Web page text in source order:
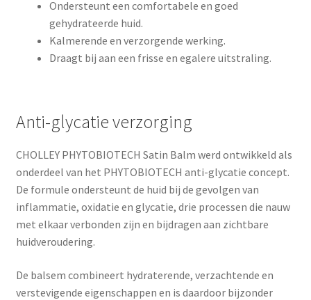
Ondersteunt een comfortabele en goed
gehydrateerde huid.
Kalmerende en verzorgende werking.
Draagt bij aan een frisse en egalere uitstraling.
Anti-glycatie verzorging
CHOLLEY PHYTOBIOTECH Satin Balm werd ontwikkeld als
onderdeel van het PHYTOBIOTECH anti-glycatie concept.
De formule ondersteunt de huid bij de gevolgen van
inflammatie, oxidatie en glycatie, drie processen die nauw
met elkaar verbonden zijn en bijdragen aan zichtbare
huidveroudering.
De balsem combineert hydraterende, verzachtende en
verstevigende eigenschappen en is daardoor bijzonder